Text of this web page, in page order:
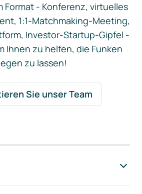
Format - Konferenz, virtuelles
1:1-Matchmaking-Meeting,
Investor-Startup-Gipfel -
Ihnen zu helfen, die Funken
zu lassen!
Sie unser Team